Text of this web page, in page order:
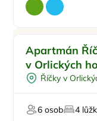
Pro rodiny s dětmi
Ve městě/obci
Pro čtyři
Polopenze
Plná penze
Apartmán
v Orlických
Říčky v
6 osob
4